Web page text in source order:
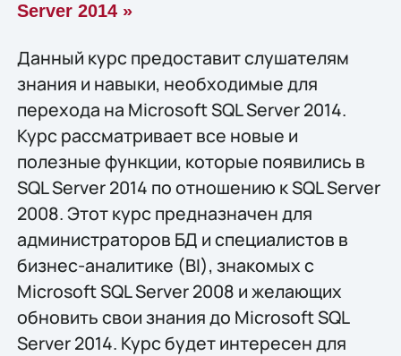
Server 2014 »
Данный курс предоставит слушателям
знания и навыки, необходимые для
перехода на Microsoft SQL Server 2014.
Курс рассматривает все новые и
полезные функции, которые появились в
SQL Server 2014 по отношению к SQL Server
2008. Этот курс предназначен для
администраторов БД и специалистов в
бизнес-аналитике (BI), знакомых с
Microsoft SQL Server 2008 и желающих
обновить свои знания до Microsoft SQL
Server 2014. Курс будет интересен для